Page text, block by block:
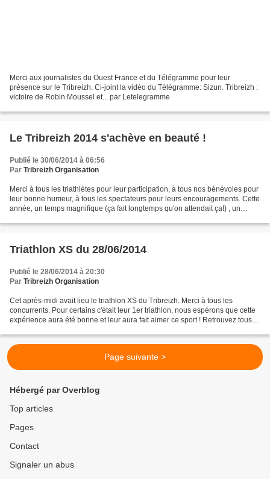
Merci aux journalistes du Ouest France et du Télégramme pour leur
présence sur le Tribreizh. Ci-joint la vidéo du Télégramme: Sizun. Tribreizh :
victoire de Robin Moussel et... par Letelegramme
Le Tribreizh 2014 s'achève en beauté !
Publié le 30/06/2014 à 06:56
Par Tribreizh Organisation
Merci à tous les triathlètes pour leur participation, à tous nos bénévoles pour
leur bonne humeur, à tous les spectateurs pour leurs encouragements. Cette
année, un temps magnifique (ça fait longtemps qu'on attendait ça!) , un
Triathlon XS du 28/06/2014
Publié le 28/06/2014 à 20:30
Par Tribreizh Organisation
Cet après-midi avait lieu le triathlon XS du Tribreizh. Merci à tous les
concurrents. Pour certains c'était leur 1er triathlon, nous espérons que cette
expérience aura été bonne et leur aura fait aimer ce sport ! Retrouvez tous
Page suivante >
Hébergé par Overblog
Top articles
Pages
Contact
Signaler un abus